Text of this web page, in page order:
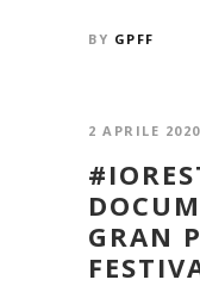
BY GPFF
2 APRILE 2020
GRAN